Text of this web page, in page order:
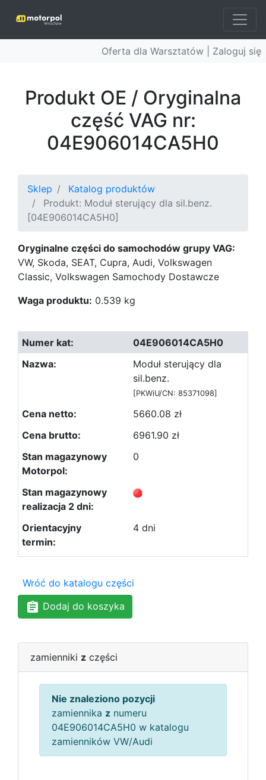
Oferta dla Warsztatów | Zaloguj się
Produkt OE / Oryginalna
część VAG nr:
04E906014CA5H0
Sklep
Katalog produktów
Produkt: Moduł sterujący dla sil.benz.
[04E906014CA5H0]
Oryginalne części do samochodów grupy VAG:
VW, Skoda, SEAT, Cupra, Audi, Volkswagen
Classic, Volkswagen Samochody Dostawcze
Waga produktu: 0.539 kg
04E906014CA5H0
Moduł sterujący dla
sil.benz.
[PKWiU/CN: 85371098]
5660.08 zł
6961.90 zł
0
4 dni
Wróć do katalogu części
Dodaj do koszyka
zamienniki z części
Nie znaleziono pozycji
zamiennika z numeru
04E906014CA5H0 w katalogu
zamienników VW/Audi